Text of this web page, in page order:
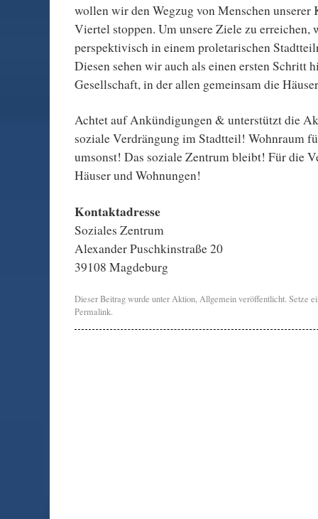
wollen wir den Wegzug von Menschen unserer
Viertel stoppen. Um unsere Ziele zu erreichen,
perspektivisch in einem proletarischen
Diesen sehen wir auch als einen ersten Schritt
Gesellschaft, in der allen gemeinsam die
Achtet auf Ankündigungen & unterstützt die
soziale Verdrängung im Stadtteil! Wohnraum
umsonst! Das soziale Zentrum bleibt! Für die
Häuser und Wohnungen!
Kontaktadresse
Soziales Zentrum
Alexander Puschkinstraße 20
39108 Magdeburg
Dieser Beitrag wurde unterAktion,Allgemeinveröffentlicht. Setze
Permalink.